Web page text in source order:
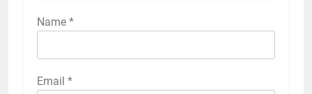
Name *
Email *